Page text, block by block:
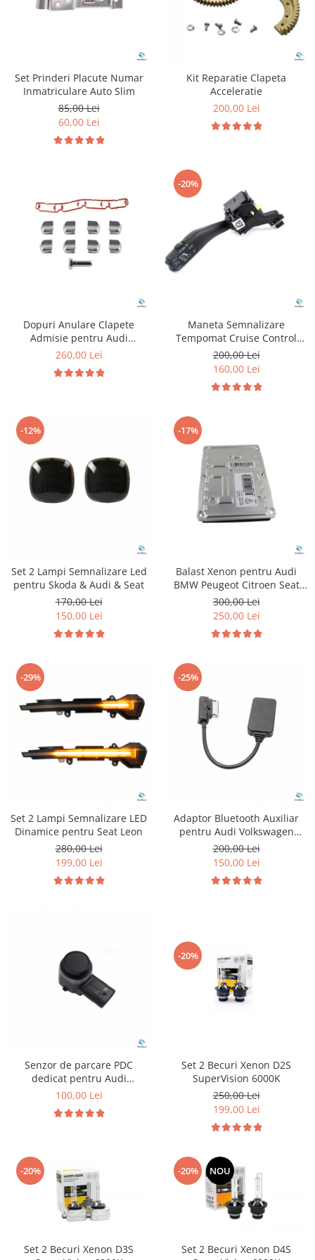
Suzuki
Volvo
Diverse
Garnituri galerie admisie BMW
Kit reparatie faruri
Adaptoare auxiliare
Produse cu discount de pana la
Set Prinderi Placute Numar
Inmatriculare Auto Slim
85,00 Lei
60,00 Lei
Kit Reparatie Clapeta
Acceleratie
200,00 Lei
Dopuri Anulare Clapete
Admisie pentru Audi
Volkswagen Skoda Seat
260,00 Lei
-20%
Maneta Semnalizare
Tempomat Cruise Control
pentru Volkswagen Seat
Skoda
200,00 Lei
160,00 Lei
-12%
Set 2 Lampi Semnalizare Led
pentru Skoda & Audi & Seat
170,00 Lei
150,00 Lei
-17%
Balast Xenon pentru Audi
BMW Peugeot Citroen Seat
Volkswagen Volvo Renault
300,00 Lei
250,00 Lei
-29%
Set 2 Lampi Semnalizare LED
Dinamice pentru Seat Leon
280,00 Lei
199,00 Lei
-25%
Adaptor Bluetooth Auxiliar
pentru Audi Volkswagen
Skoda si Seat
200,00 Lei
150,00 Lei
Senzor de parcare PDC
dedicat pentru Audi
Volkswagen Skoda Seat
100,00 Lei
-20%
Set 2 Becuri Xenon D2S
SuperVision 6000K
250,00 Lei
199,00 Lei
-20%
Set 2 Becuri Xenon D3S
-20% NOU
Set 2 Becuri Xenon D4S